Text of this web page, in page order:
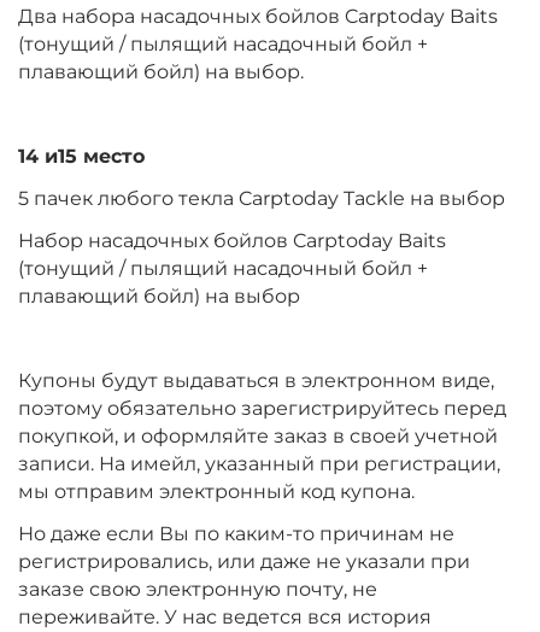
Два набора насадочных бойлов Carptoday Baits
(тонущий / пылящий насадочный бойл +
плавающий бойл) на выбор.
14 и15 место
5 пачек любого текла Carptoday Tackle на выбор
Набор насадочных бойлов Carptoday Baits
(тонущий / пылящий насадочный бойл +
плавающий бойл) на выбор
Купоны будут выдаваться в электронном виде,
поэтому обязательно зарегистрируйтесь перед
покупкой, и оформляйте заказ в своей учетной
записи. На имейл, указанный при регистрации,
мы отправим электронный код купона.
Но даже если Вы по каким-то причинам не
регистрировались, или даже не указали при
заказе свою электронную почту, не
переживайте. У нас ведется вся история